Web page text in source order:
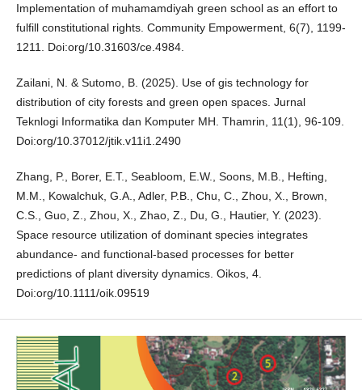
Implementation of muhamamdiyah green school as an effort to
fulfill constitutional rights. Community Empowerment, 6(7), 1199-
1211. Doi:org/10.31603/ce.4984.
Zailani, N. & Sutomo, B. (2025). Use of gis technology for
distribution of city forests and green open spaces. Jurnal
Teknlogi Informatika dan Komputer MH. Thamrin, 11(1), 96-109.
Doi:org/10.37012/jtik.v11i1.2490
Zhang, P., Borer, E.T., Seabloom, E.W., Soons, M.B., Hefting,
M.M., Kowalchuk, G.A., Adler, P.B., Chu, C., Zhou, X., Brown,
C.S., Guo, Z., Zhou, X., Zhao, Z., Du, G., Hautier, Y. (2023).
Space resource utilization of dominant species integrates
abundance- and functional-based processes for better
predictions of plant diversity dynamics. Oikos, 4.
Doi:org/10.1111/oik.09519